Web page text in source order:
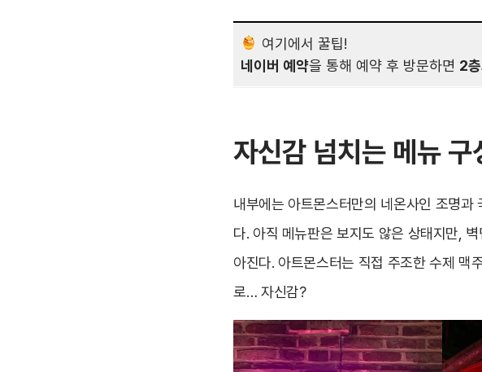
여기에서 꿀팁!
네이버 예약을 통해 예약 후 방문하면 2
자신감 넘치는 메뉴 구
내부에는 아트몬스터만의 네온사인 조명
다. 아직 메뉴판은 보지도 않은 상태지만,
아진다. 아트몬스터는 직접 주조한 수제 맥
로… 자신감?